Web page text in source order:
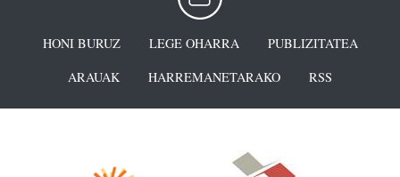
HONI BURUZ LEGE OHARRA
PUBLIZITATEA
ARAUAK
HARREMANETARAKO RSS